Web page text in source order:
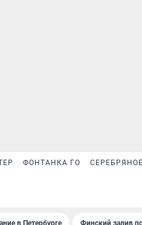
ФОНТАНКА ГО
в Петербурге Финский залив